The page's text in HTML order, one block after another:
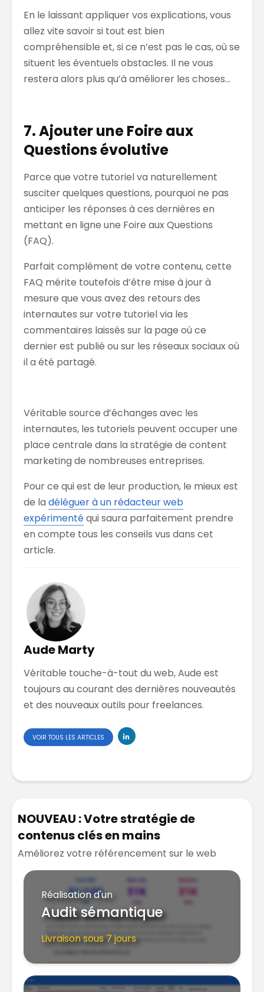
En le laissant appliquer vos explications, vous
allez vite savoir si tout est bien
compréhensible et, si ce n’est pas le cas, où se
situent les éventuels obstacles. Il ne vous
restera alors plus qu’à améliorer les choses…
7. Ajouter une Foire aux
Questions évolutive
Parce que votre tutoriel va naturellement
susciter quelques questions, pourquoi ne pas
anticiper les réponses à ces dernières en
mettant en ligne une Foire aux Questions
(FAQ).
Parfait complément de votre contenu, cette
FAQ mérite toutefois d’être mise à jour à
mesure que vous avez des retours des
internautes sur votre tutoriel via les
commentaires laissés sur la page où ce
dernier est publié ou sur les réseaux sociaux où
il a été partagé.
Véritable source d’échanges avec les
internautes, les tutoriels peuvent occuper une
place centrale dans la stratégie de content
marketing de nombreuses entreprises.
Pour ce qui est de leur production, le mieux est
de la déléguer à un rédacteur web
expérimentéqui saura parfaitement prendre
en compte tous les conseils vus dans cet
article.
Aude Marty
Véritable touche-à-tout du web, Aude est
toujours au courant des dernières nouveautés
et des nouveaux outils pour freelances.
VOIR TOUS LES ARTICLES
NOUVEAU : Votre stratégie de
contenus clés en mains
Améliorez votre référencement sur le web
Réalisation d'un
Audit sémantique
Livraison sous 7 jours